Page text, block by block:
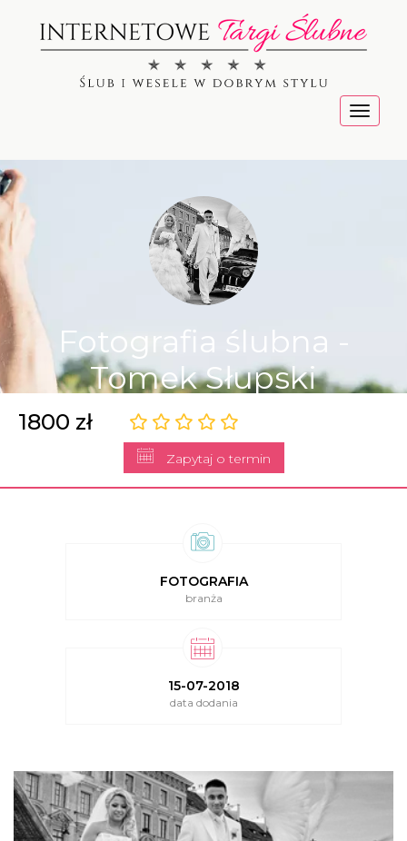
Menu
Fotografia ślubna -
Tomek Słupski
1800 zł
Zapytaj o termin
FOTOGRAFIA
branża
15-07-2018
data dodania